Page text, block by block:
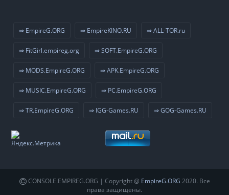
⇒ EmpireG.ORG ⇒ EmpireKINO.RU ⇒ ALL-TOR.ru
⇒ FitGirl.empireg.org ⇒ SOFT.EmpireG.ORG
⇒ MODS.EmpireG.ORG ⇒ APK.EmpireG.ORG
⇒ MUSIC.EmpireG.ORG ⇒ PC.EmpireG.ORG
⇒ TR.EmpireG.ORG ⇒ IGG-Games.RU ⇒ GOG-Games.RU
CONSOLE.EMPIREG.ORG | Copyright @ EmpireG.ORG 2020. Все
права защищены.